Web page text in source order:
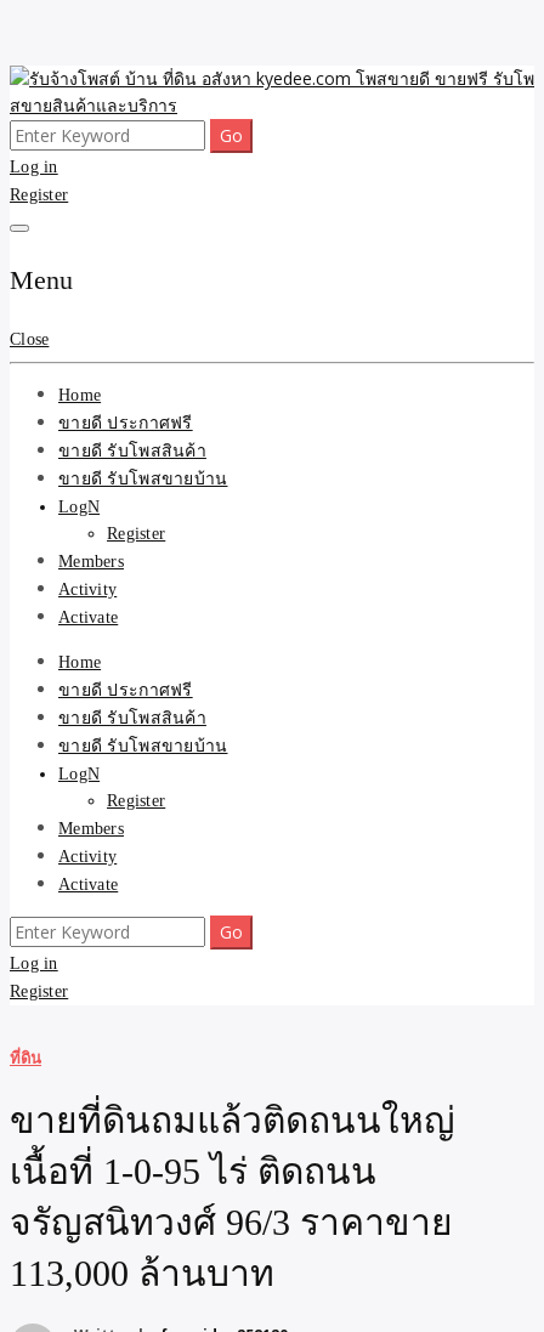
Skip
to
content
รับจ้างโพสต์ บ้าน ที่ดิน
อสังหา kyedee.com โพส
ขายดี ขายฟรี รับโพสขาย
สินค้าและบริการ
ขายดี โพสประกาศขายสินค้าฟรี บ้าน ที่ดิน อสังหา รับโพสต์ประกาศขาย
ของ รับรองผล ดีที่สุดถูกที่สุด ติดหน้าแรกกูเกืล
Search
for:
Log in
Register
Menu
Close
Home
ขายดี ประกาศฟรี
ขายดี รับโพสสินค้า
ขายดี รับโพสขายบ้าน
LogN
Register
Members
Activity
Activate
Home
ขายดี ประกาศฟรี
ขายดี รับโพสสินค้า
ขายดี รับโพสขายบ้าน
LogN
Register
Members
Activity
Activate
Search
for:
Log in
Register
ที่ดิน
ขายที่ดินถมแล้วติดถนนใหญ่
เนื้อที่ 1-0-95 ไร่ ติดถนน
จรัญสนิทวงศ์ 96/3 ราคาขาย
113,000 ล้านบาท